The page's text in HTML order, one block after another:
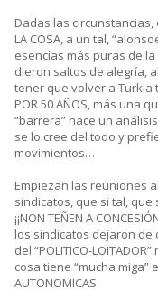
Dadas las
LA COSA, a un tal,
esencias más puras de la
dieron saltos de alegría, al
tener que volver a Turkia
POR 50 AÑOS, más una
“barrera” hace un
se lo cree del todo y
movimientos…
Empiezan las reuniones
sindicatos, que si tal, que
¡¡NON TEÑEN A
los sindicatos dejaron de
del “POLITICO-
cosa tiene “mucha
AUTONOMICAS.